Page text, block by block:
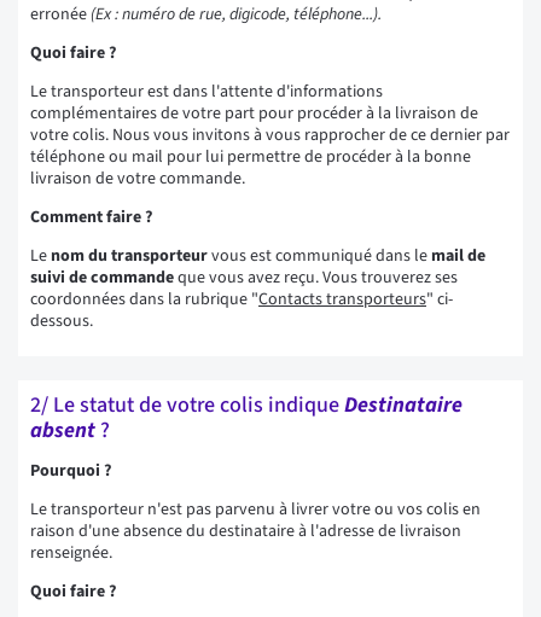
erronée (Ex : numéro de rue, digicode, téléphone...).
Quoi faire ?
Le transporteur est dans l'attente d'informations
complémentaires de votre part pour procéder à la livraison de
votre colis. Nous vous invitons à vous rapprocher de ce dernier par
téléphone ou mail pour lui permettre de procéder à la bonne
livraison de votre commande.
Comment faire ?
Le nom du transporteurvous est communiqué dans le mail de
suivi de commandeque vous avez reçu. Vous trouverez ses
coordonnées dans la rubrique "Contacts transporteurs" ci-
dessous.
2/ Le statut de votre colis indiqueDestinataire
absent ?
Pourquoi ?
Le transporteur n'est pas parvenu à livrer votre ou vos colis en
raison d'une absence du destinataire à l'adresse de livraison
renseignée.
Quoi faire ?